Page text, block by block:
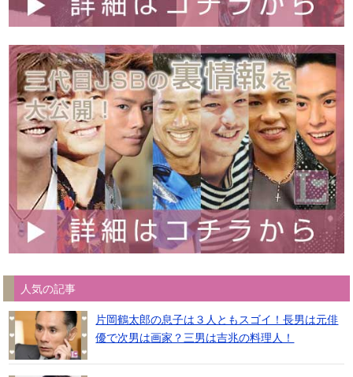
人気の記事
片岡鶴太郎の息子は３人ともスゴイ！長男は元俳
優で次男は画家？三男は吉兆の料理人！